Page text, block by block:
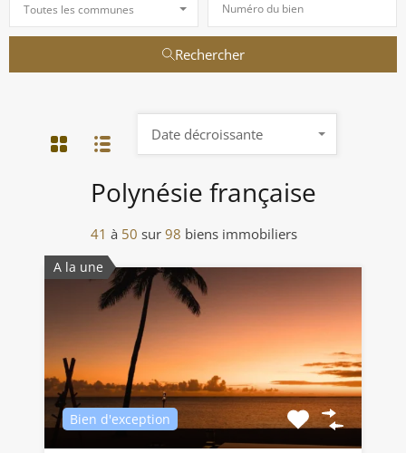
Toutes les communes
Rechercher
Polynésie française
41 à 50 sur 98 biens immobiliers
Date décroissante
A la une
Bien d'exception